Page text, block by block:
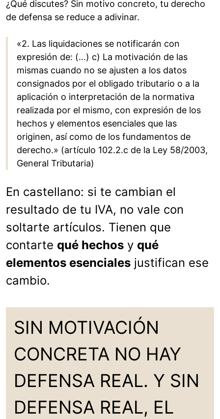
¿Qué discutes? Sin motivo concreto, tu derecho
de defensa se reduce a adivinar.
«2. Las liquidaciones se notificarán con
expresión de: (…) c) La motivación de las
mismas cuando no se ajusten a los datos
consignados por el obligado tributario o a la
aplicación o interpretación de la normativa
realizada por el mismo, con expresión de los
hechos y elementos esenciales que las
originen, así como de los fundamentos de
derecho.» (artículo 102.2.c de la Ley 58/2003,
General Tributaria)
En castellano: si te cambian el
resultado de tu IVA, no vale con
soltarte artículos. Tienen que
contarte qué hechos y qué
elementos esenciales justifican ese
cambio.
SIN MOTIVACIÓN
CONCRETA NO HAY
DEFENSA REAL. Y SIN
DEFENSA REAL, EL